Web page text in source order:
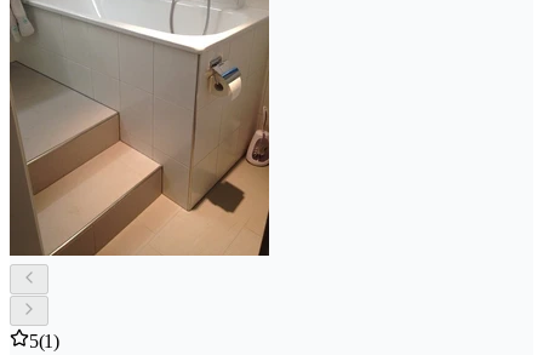
5(1)